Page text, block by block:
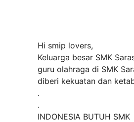
Hi smip lovers,
Keluarga besar SMK
guru olahraga di SMK
diberi kekuatan dan
.
.
INDONESIA BUTUH SMK